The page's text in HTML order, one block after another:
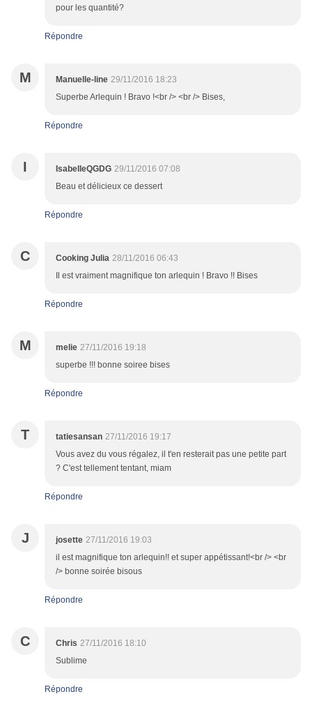
pour les quantité?
Répondre
M Manuelle-line 29/11/2016 18:23
Superbe Arlequin ! Bravo !<br /> <br /> Bises,
Répondre
I IsabelleQGDG 29/11/2016 07:08
Beau et délicieux ce dessert
Répondre
C Cooking Julia 28/11/2016 06:43
Il est vraiment magnifique ton arlequin ! Bravo !! Bises
Répondre
M melie 27/11/2016 19:18
superbe !!! bonne soiree bises
Répondre
T tatiesansan 27/11/2016 19:17
Vous avez du vous régalez, il t'en resterait pas une petite part
? C'est tellement tentant, miam
Répondre
J josette 27/11/2016 19:03
il est magnifique ton arlequin!! et super appétissant!<br /> <br
/> bonne soirée bisous
Répondre
C Chris 27/11/2016 18:10
Sublime
Répondre